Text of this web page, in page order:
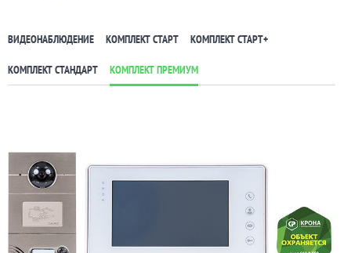
ВИДЕОНАБЛЮДЕНИЕ КОМПЛЕКТ СТАРТ КОМПЛЕКТ СТАРТ+
КОМПЛЕКТ СТАНДАРТ КОМПЛЕКТ ПРЕМИУМ